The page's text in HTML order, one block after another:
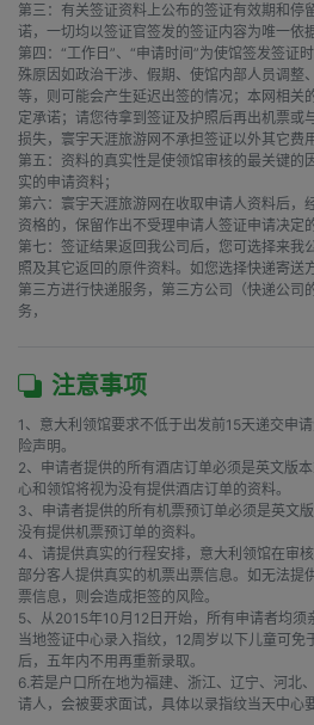
第三：有关签证资料上公布的签证有效期和停
诺，一切均以签证官签发的签证内容为唯一依据
第四：“工作日”、“申请时间”为使馆签发签证
殊原因如政治干涉、假期、使馆内部人员调整
等，则可能会产生延迟出签的情况；本网相关
定承诺；请您待拿到签证及护照后再出机票或
损失，寰宇天涯旅游网不承担签证以外其它费用
第五：资料的真实性是使领馆审核的最关键的
实的申请资料；
第六：寰宇天涯旅游网在收取申请人资料后，
资格的，保留作出不受理申请人签证申请决定
第七：签证结果返回我公司后，您可选择来我
照及其它返回的原件资料。如您选择快递寄送
第三方进行快递服务，第三方公司（快递公司
务，
注意事项
1、意大利领馆要求不低于出发前15天递交申
险声明。
2、申请者提供的所有酒店订单必须是英文版
心和领馆将视为没有提供酒店订单的资料。
3、申请者提供的所有机票预订单必须是英文
没有提供机票预订单的资料。
4、请提供真实的行程安排，意大利领馆在审
部分客人提供真实的机票出票信息。如无法提
票信息，则会造成拒签的风险。
5、从2015年10月12日开始，所有申请者均须
当地签证中心录入指纹，12周岁以下儿童可免
后，五年内不用再重新录取。
6.若是户口所在地为福建、浙江、辽宁、河北
请人，会被要求面试，具体以录指纹当天中心